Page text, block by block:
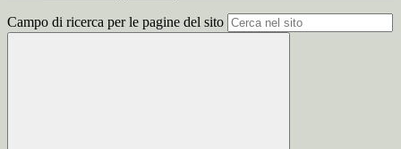
Campo di ricerca per le pagine del sito